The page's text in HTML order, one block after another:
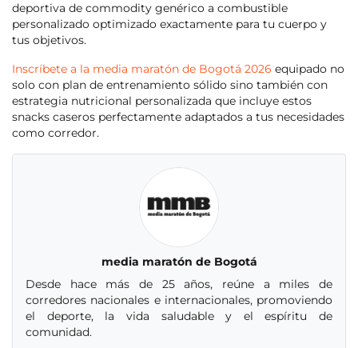
deportiva de commodity genérico a combustible
personalizado optimizado exactamente para tu cuerpo y
tus objetivos.
Inscríbete a la media maratón de Bogotá 2026 equipado no
solo con plan de entrenamiento sólido sino también con
estrategia nutricional personalizada que incluye estos
snacks caseros perfectamente adaptados a tus necesidades
como corredor.
media maratón de Bogotá
Desde hace más de 25 años, reúne a miles de
corredores nacionales e internacionales, promoviendo
el deporte, la vida saludable y el espíritu de
comunidad.